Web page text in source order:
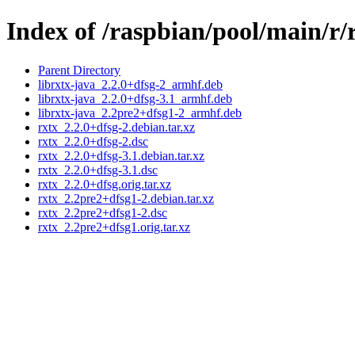
Index of /raspbian/pool/main/
Parent Directory
librxtx-java_2.2.0+dfsg-2_armhf.deb
librxtx-java_2.2.0+dfsg-3.1_armhf.deb
librxtx-java_2.2pre2+dfsg1-2_armhf.deb
rxtx_2.2.0+dfsg-2.debian.tar.xz
rxtx_2.2.0+dfsg-2.dsc
rxtx_2.2.0+dfsg-3.1.debian.tar.xz
rxtx_2.2.0+dfsg-3.1.dsc
rxtx_2.2.0+dfsg.orig.tar.xz
rxtx_2.2pre2+dfsg1-2.debian.tar.xz
rxtx_2.2pre2+dfsg1-2.dsc
rxtx_2.2pre2+dfsg1.orig.tar.xz